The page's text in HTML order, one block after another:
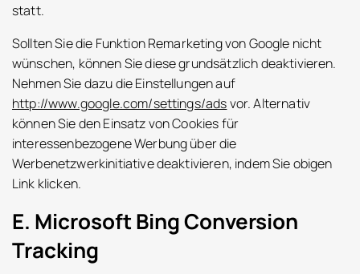
statt.
Sollten Sie die Funktion Remarketing von Google nicht
wünschen, können Sie diese grundsätzlich deaktivieren.
Nehmen Sie dazu die Einstellungen auf
http://www.google.com/settings/adsvor. Alternativ
können Sie den Einsatz von Cookies für
interessenbezogene Werbung über die
Werbenetzwerkinitiative deaktivieren, indem Sie obigen
Link klicken.
E. Microsoft Bing Conversion
Tracking